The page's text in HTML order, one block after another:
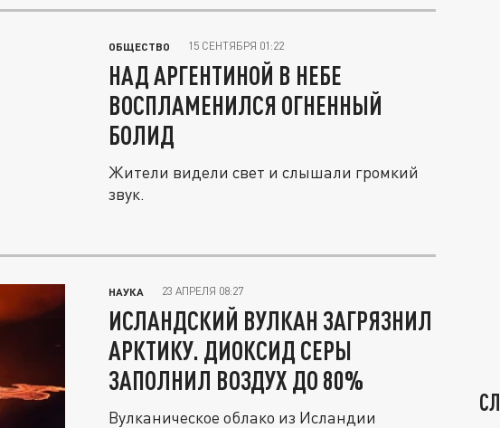
ОБЩЕСТВО 15 СЕНТЯБРЯ 01:22
НАД АРГЕНТИНОЙ В НЕБЕ
ВОСПЛАМЕНИЛСЯ ОГНЕННЫЙ
БОЛИД
Жители видели свет и слышали громкий
звук.
НАУКА 23 АПРЕЛЯ 08:27
ИСЛАНДСКИЙ ВУЛКАН ЗАГРЯЗНИЛ
АРКТИКУ. ДИОКСИД СЕРЫ
ЗАПОЛНИЛ ВОЗДУХ ДО 80%
Вулканическое облако из Исландии